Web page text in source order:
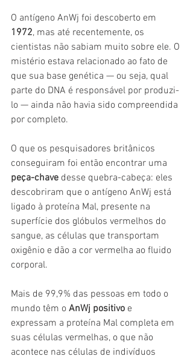
O antígeno AnWj foi descoberto em
1972, mas até recentemente, os
cientistas não sabiam muito sobre ele. O
mistério estava relacionado ao fato de
que sua base genética — ou seja, qual
parte do DNA é responsável por produzi-
lo — ainda não havia sido compreendida
por completo.
O que os pesquisadores britânicos
conseguiram foi então encontrar uma
peça-chave desse quebra-cabeça: eles
descobriram que o antígeno AnWj está
ligado à proteína Mal, presente na
superfície dos glóbulos vermelhos do
sangue, as células que transportam
oxigênio e dão a cor vermelha ao fluido
corporal.
Mais de 99,9% das pessoas em todo o
mundo têm o AnWj positivo e
expressam a proteína Mal completa em
suas células vermelhas, o que não
acontece nas células de indivíduos